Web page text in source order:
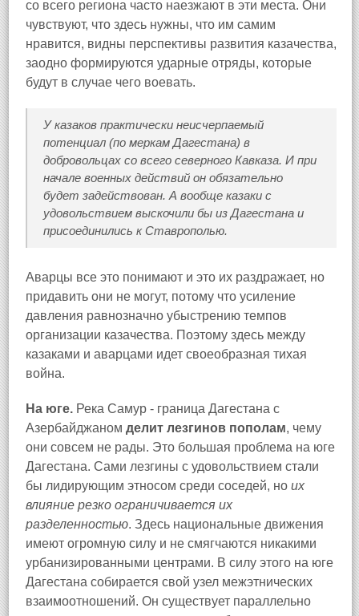
со всего региона часто наезжают в эти места. Они
чувствуют, что здесь нужны, что им самим
нравится, видны перспективы развития казачества,
заодно формируются ударные отряды, которые
будут в случае чего воевать.
У казаков практически неисчерпаемый
потенциал (по меркам Дагестана) в
добровольцах со всего северного Кавказа. И при
начале военных действий он обязательно
будет задействован. А вообще казаки с
удовольствием выскочили бы из Дагестана и
присоединились к Ставрополью.
Аварцы все это понимают и это их раздражает, но
придавить они не могут, потому что усиление
давления равнозначно убыстрению темпов
организации казачества. Поэтому здесь между
казаками и аварцами идет своеобразная тихая
война.
На юге. Река Самур - граница Дагестана с
Азербайджаном делит лезгинов пополам, чему
они совсем не рады. Это большая проблема на юге
Дагестана. Сами лезгины с удовольствием стали
бы лидирующим этносом среди соседей, но их
влияние резко ограничивается их
разделенностью. Здесь национальные движения
имеют огромную силу и не смягчаются никакими
урбанизированными центрами. В силу этого на юге
Дагестана собирается свой узел межэтнических
взаимоотношений. Он существует параллельно